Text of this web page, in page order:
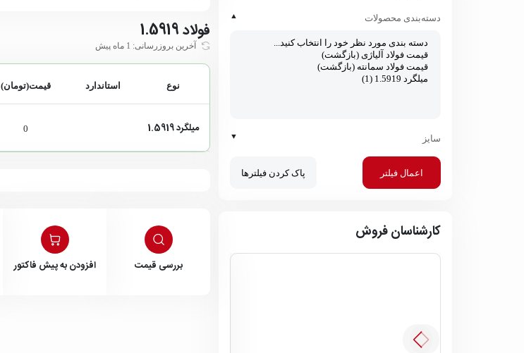
دسته‌بندی محصولات ▲
سایز ▼
اعمال فیلتر پاک کردن فیلترها
کارشناسان فروش
فولاد 1.5919
آخرین بروزرسانی: 1 ماه پیش
نوع استاندارد قیمت(تومان)
میلگرد 1.5919 0
بررسی قیمت افزودن به پیش فاکتور